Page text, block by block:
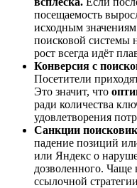
посещаемость
исходным
поисковой системы
рост всегда идёт
Конверсия с
Посетители
Это значит, что
ради количества
удовлетворения
Санкции
падение позиций
или Яндекс о
дозволенного. Чаще
ссылочной